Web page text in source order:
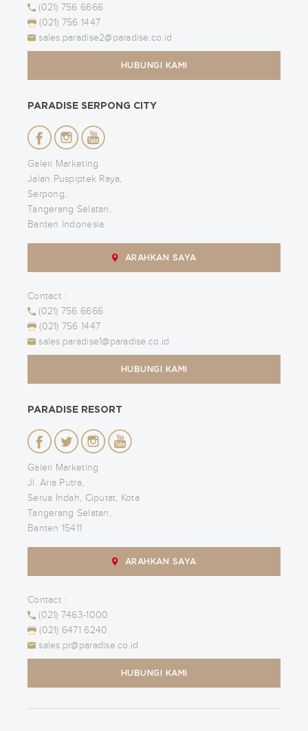
(021) 756 6666
(021) 756 1447
sales.paradise2@paradise.co.id
HUBUNGI KAMI
PARADISE SERPONG CITY
Galeri Marketing
Jalan Puspiptek Raya,
Serpong,
Tangerang Selatan,
Banten Indonesia
ARAHKAN SAYA
Contact :
(021) 756 6666
(021) 756 1447
sales.paradise1@paradise.co.id
HUBUNGI KAMI
PARADISE RESORT
Galeri Marketing
Jl. Aria Putra,
Serua Indah, Ciputat, Kota
Tangerang Selatan,
Banten 15411
ARAHKAN SAYA
Contact :
(021) 7463-1000
(021) 6471 6240
sales.pr@paradise.co.id
HUBUNGI KAMI